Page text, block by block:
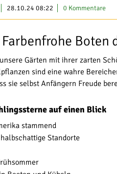
28.10.24 08:22 0 Kommentare
Boten
Gärten mit ihrer zarten
sind eine wahre
sie selbst Anfängern Freude
auf einen Blick
stammend
Standorte